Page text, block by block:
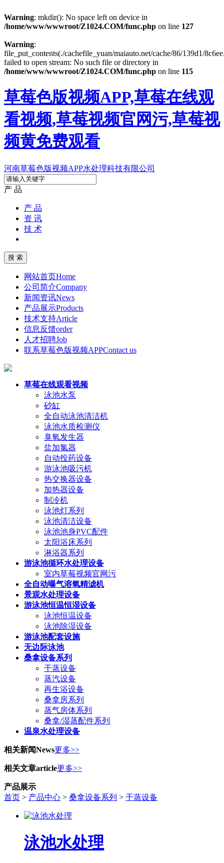
Warning: mkdir(): No space left on device in
/home/www/wwwroot/Z1024.COM/func.php on line 127
Warning:
file_put_contents(./cachefile_yuan/maiauto.net/cache/86/139d1/
failed to open stream: No such file or directory in
/home/www/wwwroot/Z1024.COM/func.php on line 115
草莓色版视频APP,草莓在线观
看视频,草莓视频官网污,草莓视
频黄免费观看
河南草莓色版视频APP水处理科技有限公司
产 品
产 品
资 讯
技 术
网站首页Home
公司简介Company
新闻资讯News
产品展示Products
技术支持Article
信息反馈order
人才招聘Job
联系草莓色版视频APPContact us
草莓在线观看视频
泳池水泵
砂缸
全自动泳池清洁机
泳池水质检测仪
臭氧发生器
盐加氯器
自动投药设备
游泳池吸污机
热交换器设备
加热器设备
制冷机
泳池灯系列
泳池清洁设备
泳池池身PVC配件
太阳浴床系列
淋浴器系列
游泳池循环水处理设备
室内草莓视频官网污
全自动曝气溶氧精滤机
景观水处理设备
游泳池恒温恒湿设备
泳池恒温设备
泳池除湿设备
游泳池配套设施
无边际泳池
桑拿设备系列
干蒸设备
蒸汽设备
再生浴设备
桑拿房系列
蒸气房体系列
桑拿/湿蒸配件系列
温泉水处理设备
相关新闻News更多>>
相关文章article更多>>
产品展示
首页 > 产品中心 > 桑拿设备系列 > 干蒸设备
泳池水处理